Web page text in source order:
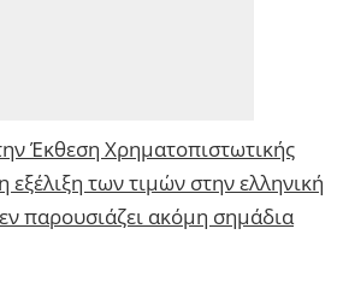
Έκθεση Χρηματοπιστωτικής
εξέλιξη των τιμών στην ελληνική
παρουσιάζει ακόμη σημάδια